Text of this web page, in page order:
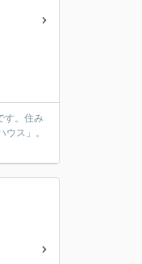
す。住み
ス」。